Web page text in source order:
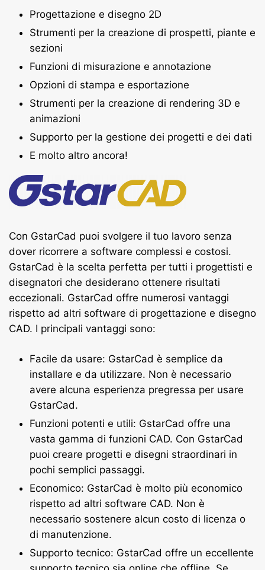
Progettazione e disegno 2D
Strumenti per la creazione di prospetti, piante e
sezioni
Funzioni di misurazione e annotazione
Opzioni di stampa e esportazione
Strumenti per la creazione di rendering 3D e
animazioni
Supporto per la gestione dei progetti e dei dati
E molto altro ancora!
Con GstarCad puoi svolgere il tuo lavoro senza
dover ricorrere a software complessi e costosi.
GstarCad è la scelta perfetta per tutti i progettisti e
disegnatori che desiderano ottenere risultati
eccezionali. GstarCad offre numerosi vantaggi
rispetto ad altri software di progettazione e disegno
CAD. I principali vantaggi sono:
Facile da usare: GstarCad è semplice da
installare e da utilizzare. Non è necessario
avere alcuna esperienza pregressa per usare
GstarCad.
Funzioni potenti e utili: GstarCad offre una
vasta gamma di funzioni CAD. Con GstarCad
puoi creare progetti e disegni straordinari in
pochi semplici passaggi.
Economico: GstarCad è molto più economico
rispetto ad altri software CAD. Non è
necessario sostenere alcun costo di licenza o
di manutenzione.
Supporto tecnico: GstarCad offre un eccellente